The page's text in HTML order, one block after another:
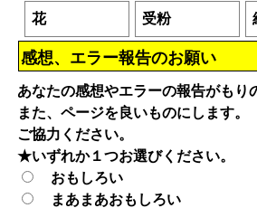
花 受粉
感想、エラー報告のお願い
あなたの感想やエラーの報告がもり
また、ページを良いものにします。
ご協力ください。
★いずれか１つお選びください。
おもしろい
まあまあおもしろい